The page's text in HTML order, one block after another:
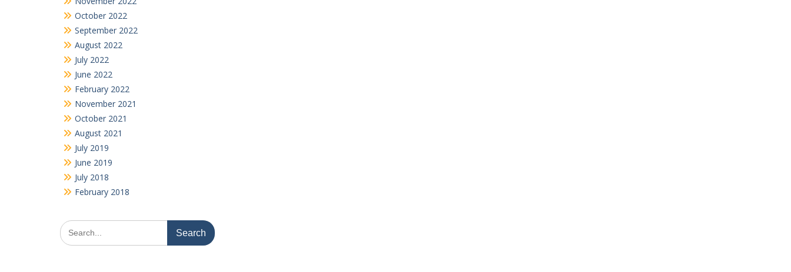
October 2022
September 2022
August 2022
July 2022
June 2022
February 2022
November 2021
October 2021
August 2021
July 2019
June 2019
July 2018
February 2018
Search
for: